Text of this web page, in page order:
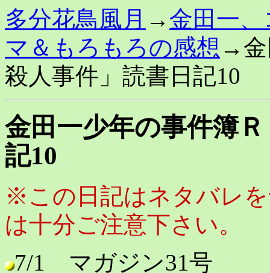
多分花鳥風月 → 金田一
マ＆もろもろの感想 →金
殺人事件」読書日記10
金田一少年の事件簿
記10
※この日記はネタバレ
は十分ご注意下さい。
7/1 マガジン31号